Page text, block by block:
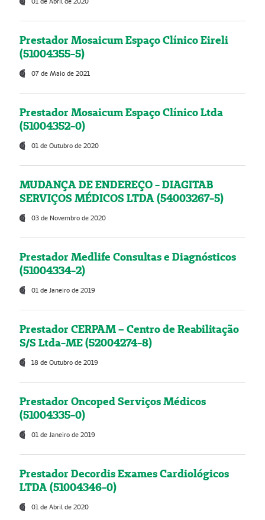
Prestador Mosaicum Espaço Clínico Eireli
(51004355-5)
07 de Maio de 2021
Prestador Mosaicum Espaço Clínico Ltda
(51004352-0)
01 de Outubro de 2020
MUDANÇA DE ENDEREÇO - DIAGITAB
SERVIÇOS MÉDICOS LTDA (54003267-5)
03 de Novembro de 2020
Prestador Medlife Consultas e Diagnósticos
(51004334-2)
01 de Janeiro de 2019
Prestador CERPAM – Centro de Reabilitação
S/S Ltda-ME (52004274-8)
18 de Outubro de 2019
Prestador Oncoped Serviços Médicos
(51004335-0)
01 de Janeiro de 2019
Prestador Decordis Exames Cardiológicos
LTDA (51004346-0)
01 de Abril de 2020